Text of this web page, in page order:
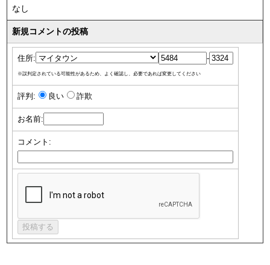
なし
新規コメントの投稿
住所: -
※誤判定されている可能性があるため、よく確認し、必要であれば変更してください
評判: 良い 詐欺
お名前:
コメント: